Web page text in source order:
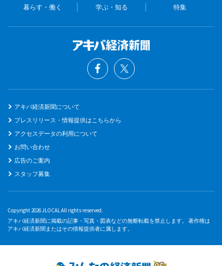
暮らす・働く 学ぶ・知る 特集
アキバ経済新聞について
プレスリリース・情報提供はこちらから
アクセスデータの利用について
お問い合わせ
広告のご案内
スタッフ募集
Copyright 2026 JLOCAL All rights reserved.
アキバ経済新聞に掲載の記事・写真・図表などの無断転載を禁止します。 著作権は
アキバ経済新聞またはその情報提供者に属します。